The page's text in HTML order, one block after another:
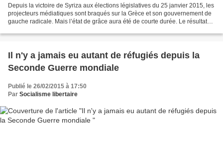
Depuis la victoire de Syriza aux élections législatives du 25 janvier 2015, les
projecteurs médiatiques sont braqués sur la Grèce et son gouvernement de
gauche radicale. Mais l’état de grâce aura été de courte durée. Le résultat
Il n'y a jamais eu autant de réfugiés depuis la
Seconde Guerre mondiale
Publié le 26/02/2015 à 17:50
Par Socialisme libertaire